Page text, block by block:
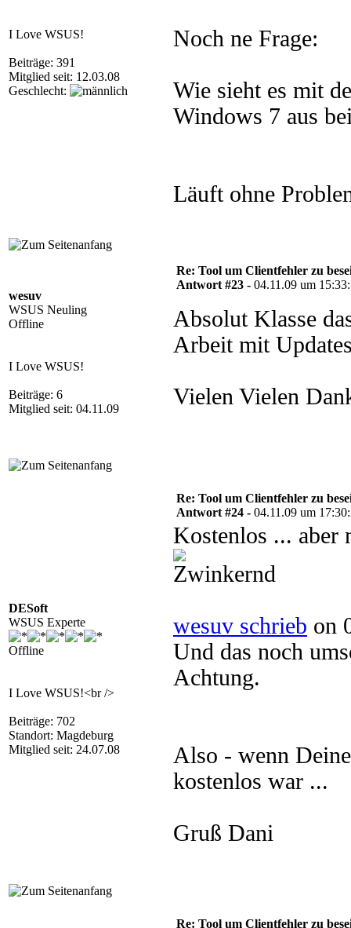
I Love WSUS!
Beiträge: 391
Mitglied seit: 12.03.08
Geschlecht:
Noch ne Frage:
Wie sieht es mit
Windows 7 aus
Läuft ohne
wesuv
WSUS Neuling
Offline
I Love WSUS!
Beiträge: 6
Mitglied seit: 04.11.09
Re: Tool um Clientfehler zu
Antwort #23 - 04.11.09 um
Absolut Klasse
Arbeit mit
Vielen Vielen
DESoft
WSUS Experte
Offline
I Love WSUS!<br />
Beiträge: 702
Standort: Magdeburg
Mitglied seit: 24.07.08
Re: Tool um Clientfehler zu
Antwort #24 - 04.11.09 um
Kostenlos ... aber
wesuv schrieb on
Und das noch
Achtung.
Also - wenn
kostenlos war ...
Gruß Dani
Re: Tool um Clientfehler zu